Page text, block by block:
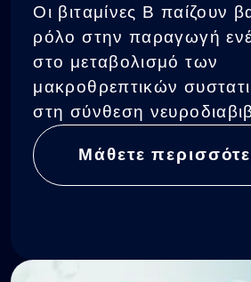
Οι βιταμίνες Β παίζουν
ρόλο στην παραγωγή
στο μεταβολισμό των
μακροθρεπτικών
στη σύνθεση
και στην κυτταρική
Ακόμη και μια ήπια
επιβραδύνει την
εγκεφαλική ομίχλη και
Μάθετε